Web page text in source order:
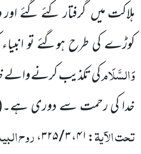
ہلاکت میں گرفتار کئے گئے
کوڑے کی طرح ہوگئے تو
وَالسَّلَامکی تکذیب کرنے والے
خدا کی رحمت سے دوری ہے۔
تحت الآیۃ:۴۱،۳ / ۳۲۵ ،روح